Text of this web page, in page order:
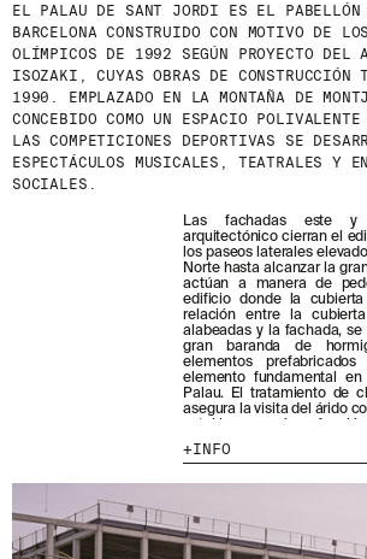
EL PALAU DE SANT JORDI ES EL PABELLÓN
BARCELONA CONSTRUIDO CON MOTIVO DE
OLÍMPICOS DE 1992 SEGÚN PROYECTO DEL
ISOZAKI, CUYAS OBRAS DE CONSTRUCCIÓN
1990. EMPLAZADO EN LA MONTAÑA DE
CONCEBIDO COMO UN ESPACIO POLIVALENTE
LAS COMPETICIONES DEPORTIVAS SE
ESPECTÁCULOS MUSICALES, TEATRALES Y
SOCIALES.
Las fachadas este y
arquitectónico cierran el
los paseos laterales
Norte hasta alcanzar la
actúan a manera de
edificio donde la
relación entre la
alabeadas y la fachada,
gran baranda de
elementos
elemento fundamental
Palau. El tratamiento de
asegura la visita del árido
del sol.
INFO
CONTACTO
DESCARGAS
LEGAL
AVISO LEGAL
POLÍTICA DE
POLÍTICA DE
CRÉDITOS